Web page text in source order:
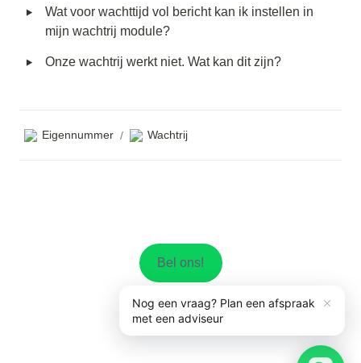
‣
Wat voor wachttijd vol bericht kan ik instellen in
mijn wachtrij module?
‣ Onze wachtrij werkt niet. Wat kan dit zijn?
Eigennummer / Wachtrij
Bel ons!